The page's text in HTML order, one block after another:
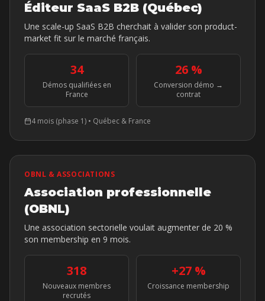
Éditeur SaaS B2B (Québec)
Une scale-up SaaS B2B cherchait à valider son product-
market fit sur le marché français.
34
Démos qualifiées en
France
26 %
Conversion démo →
contrat
4 mois (phase 1) • Québec & France
OBNL & ASSOCIATIONS
Association professionnelle
(OBNL)
Une association sectorielle voulait augmenter de 20 %
son membership en 9 mois.
318
Nouveaux membres
recrutés
+27 %
Croissance membership